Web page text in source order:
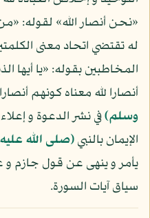
«نحن أنصار الله» لقوله:
له تقتضي اتحاد معنى
المخاطبين بقوله: «يا أيها
أنصارا لله معناه كونهم
وسلم)في نشر الدعوة و
الإيمان بالنبي(صلى الله
يأمر و ينهى عن قول جازم
سياق آيات السورة.